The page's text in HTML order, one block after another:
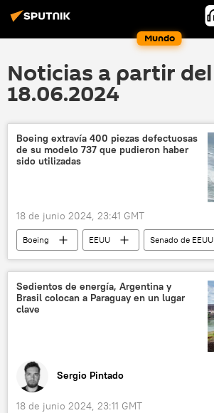
Mundo
Noticias a partir del
18.06.2024
Boeing extravía 400 piezas defectuosas
de su modelo 737 que pudieron haber
sido utilizadas
18 de junio 2024, 23:41 GMT
Boeing EEUU
Senado de EEUU
aviación
aviones
Economía
empresas grandes
Sedientos de energía, Argentina y
Brasil colocan a Paraguay en un lugar
clave
Sergio Pintado
18 de junio 2024, 23:11 GMT